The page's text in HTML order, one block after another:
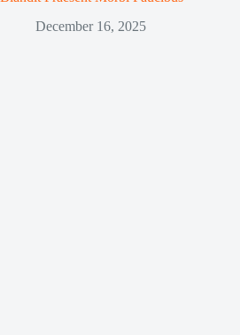
December 16, 2025